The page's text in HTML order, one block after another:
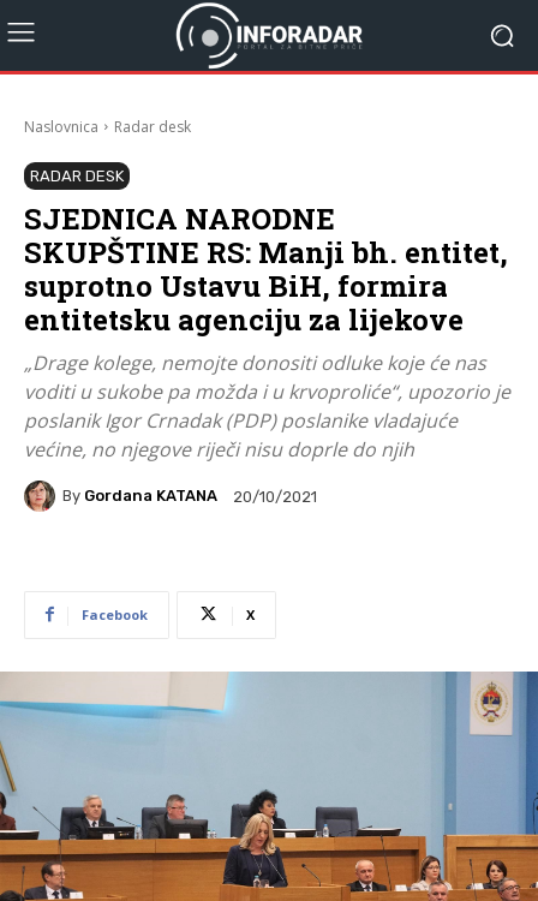
Naslovnica Radar desk
RADAR DESK
SJEDNICA NARODNE
SKUPŠTINE RS: Manji bh. entitet,
suprotno Ustavu BiH, formira
entitetsku agenciju za lijekove
„Drage kolege, nemojte donositi odluke koje će nas
voditi u sukobe pa možda i u krvoproliće“, upozorio je
poslanik Igor Crnadak (PDP) poslanike vladajuće
većine, no njegove riječi nisu doprle do njih
By Gordana KATANA 20/10/2021
Facebook X